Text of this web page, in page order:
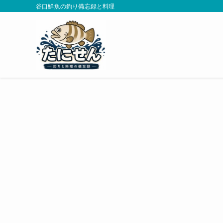
谷口鮮魚の釣り備忘録と料理